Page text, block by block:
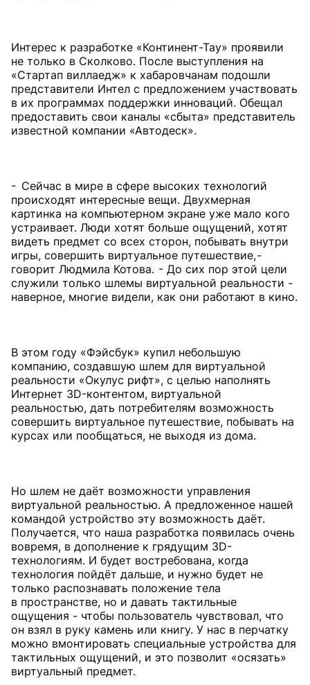
Интерес к разработке «Континент-Тау» проявили
не только в Сколково. После выступления на
«Стартап виллаедж» к хабаровчанам подошли
представители Интел с предложением участвовать
в их программах поддержки инноваций. Обещал
предоставить свои каналы «сбыта» представитель
известной компании «Автодеск».
- Сейчас в мире в сфере высоких технологий
происходят интересные вещи. Двухмерная
картинка на компьютерном экране уже мало кого
устраивает. Люди хотят больше ощущений, хотят
видеть предмет со всех сторон, побывать внутри
игры, совершить виртуальное путешествие, -
говорит Людмила Котова. - До сих пор этой цели
служили только шлемы виртуальной реальности -
наверное, многие видели, как они работают в кино.
В этом году «Фэйсбук» купил небольшую
компанию, создавшую шлем для виртуальной
реальности «Окулус рифт», с целью наполнять
Интернет 3D-контентом, виртуальной
реальностью, дать потребителям возможность
совершить виртуальное путешествие, побывать на
курсах или пообщаться, не выходя из дома.
Но шлем не даёт возможности управления
виртуальной реальностью. А предложенное нашей
командой устройство эту возможность даёт.
Получается, что наша разработка появилась очень
вовремя, в дополнение к грядущим 3D-
технологиям. И будет востребована, когда
технология пойдёт дальше, и нужно будет не
только распознавать положение тела
в пространстве, но и давать тактильные
ощущения - чтобы пользователь чувствовал, что
он взял в руку камень или книгу. У нас в перчатку
можно вмонтировать специальные устройства для
тактильных ощущений, и это позволит «осязать»
виртуальный предмет.